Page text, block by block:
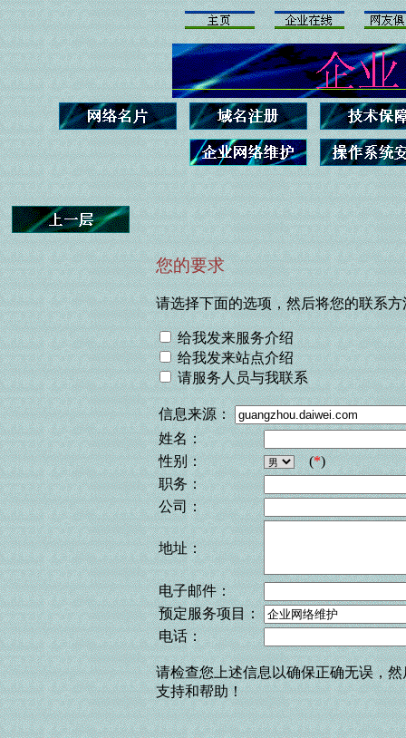
您的要求
请选择下面的选项，然后将您的联系
给我发来服务介绍
给我发来站点介绍
请服务人员与我联系
信息来源：
姓名：
性别：
(*)
职务：
公司：
地址：
电子邮件：
预定服务项目：
电话：
请检查您上述信息以确保正确无误，然
支持和帮助！